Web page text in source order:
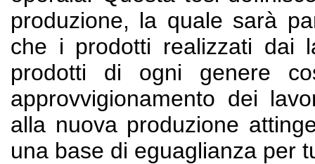
produzione, la quale sarà
che i prodotti realizzati dai
prodotti di ogni genere
approvvigionamento dei
alla nuova produzione
una base di eguaglianza per